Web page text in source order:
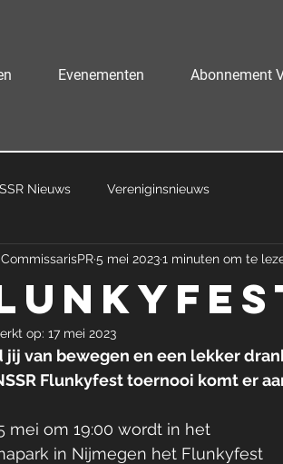
Evenementen Abonnement
Nieuws Vereniginsnieuws
CommissarisPR5 mei 20231 minuten om te
op: 17 mei 2023
jij van bewegen en een lekker
Flunkyfest toernooi komt er
mei om 19:00 wordt in het
in Nijmegen het Flunkyfest